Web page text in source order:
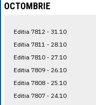
OCTOMBRIE
Editia 7812 - 31.10
Editia 7811 - 28.10
Editia 7810 - 27.10
Editia 7809 - 26.10
Editia 7808 - 25.10
Editia 7807 - 24.10